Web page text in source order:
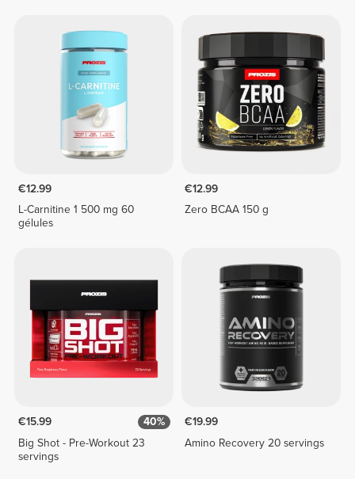
€12.99
L-Carnitine 1 500 mg 60
gélules
€12.99
Zero BCAA 150 g
€15.99
40%
Big Shot - Pre-Workout 23
servings
€19.99
Amino Recovery 20 servings